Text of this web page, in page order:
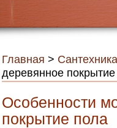
Главная > Сантехника
деревянное
Особенности
покрытие пола